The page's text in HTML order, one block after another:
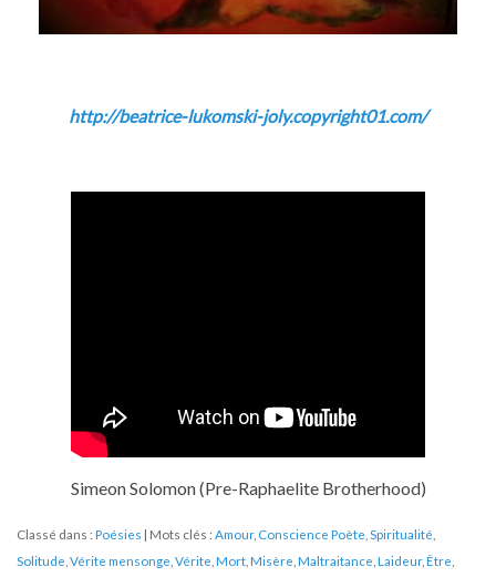
http://beatrice-lukomski-joly.copyright01.com/
Simeon Solomon (Pre-Raphaelite Brotherhood)
Classé dans : Poésies Mots clés : Amour, Conscience Poète Spiritualité
Solitude Vérite mensonge Vérite Mort Misère Maltraitance Laideur, Être